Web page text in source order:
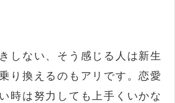
しない、そう感じる人は新生
り換えるのもアリです。恋愛
時は努力しても上手くいかな